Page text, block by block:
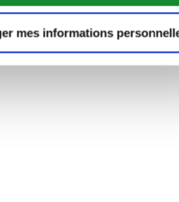
mes informations